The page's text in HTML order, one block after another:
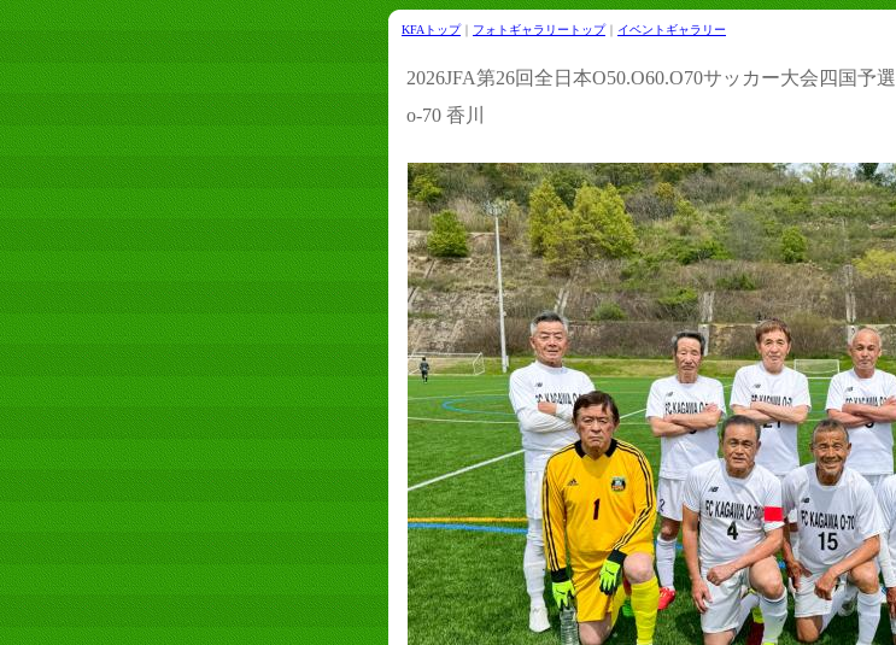
KFAトップ｜ フォトギャラリートップ｜ イベントギャラリー
2026JFA第26回全日本O50.O60.O70サッカー大会四国予選
o-70 香川